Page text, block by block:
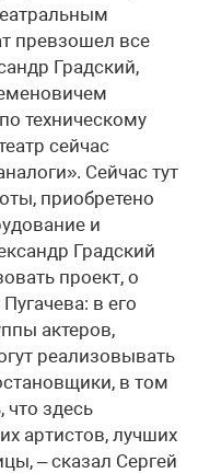
превзошел все
Градский,
техническому
сейчас
Сейчас тут
приобретено
и
Градский
проект, о
в его
актеров,
реализовывать
в том
здесь
артистов, лучших
– сказал Сергей